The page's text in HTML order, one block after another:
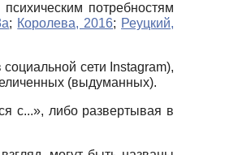
потребностям
; Королева, 2016; Реуцкий,
сети Instagram),
(выдуманных).
с...», либо развертывая в